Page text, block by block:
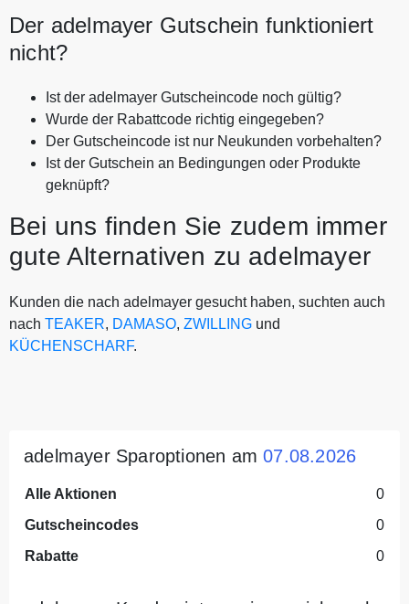
Der adelmayer Gutschein funktioniert
nicht?
Ist der adelmayer Gutscheincode noch gültig?
Wurde der Rabattcode richtig eingegeben?
Der Gutscheincode ist nur Neukunden vorbehalten?
Ist der Gutschein an Bedingungen oder Produkte
geknüpft?
Bei uns finden Sie zudem immer
gute Alternativen zu adelmayer
Kunden die nach adelmayer gesucht haben, suchten auch
nach TEAKER, DAMASO, ZWILLING und
KÜCHENSCHARF.
adelmayer Sparoptionen am07.08.2026
Alle Aktionen
0
Gutscheincodes
0
Rabatte
0